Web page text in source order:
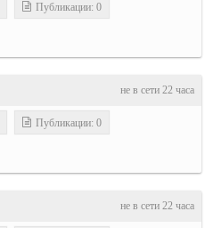
Публикации: 0
не в сети 22 часа
Публикации: 0
не в сети 22 часа